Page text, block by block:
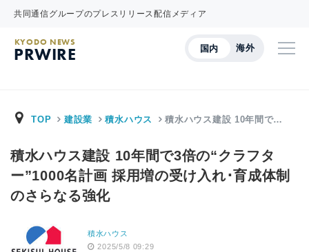
共同通信グループのプレスリリース配信メディア
国内 海外
KYODO NEWS
PRWIRE
TOP 建設業 積水ハウス 積水ハウス建設 10年間で…
積水ハウス建設 10年間で3倍の“クラフタ
ー”1000名計画 採用増の受け入れ･育成体制
のさらなる強化
積水ハウス
2025/5/8 09:29